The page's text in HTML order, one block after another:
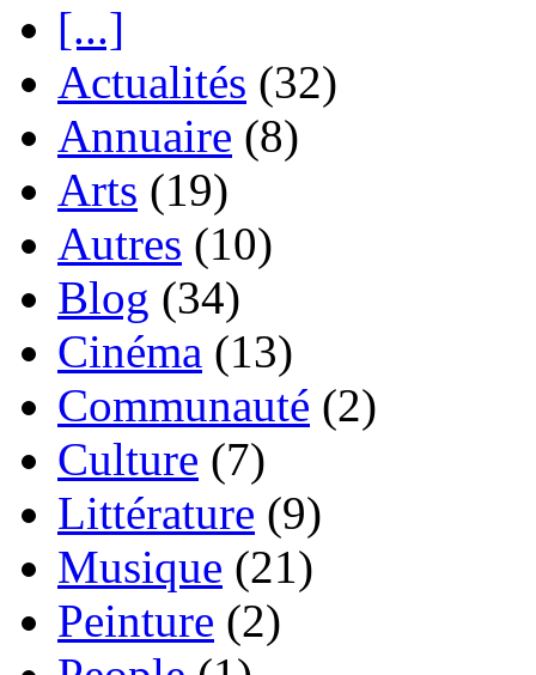
[...]
Actualités (32)
Annuaire (8)
Arts (19)
Autres (10)
Blog (34)
Cinéma (13)
Communauté (2)
Culture (7)
Littérature (9)
Musique (21)
Peinture (2)